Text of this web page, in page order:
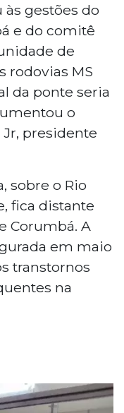
às gestões do
e do comitê
de
rodovias MS
da ponte seria
o
presidente
sobre o Rio
fica distante
Corumbá. A
em maio
transtornos
na